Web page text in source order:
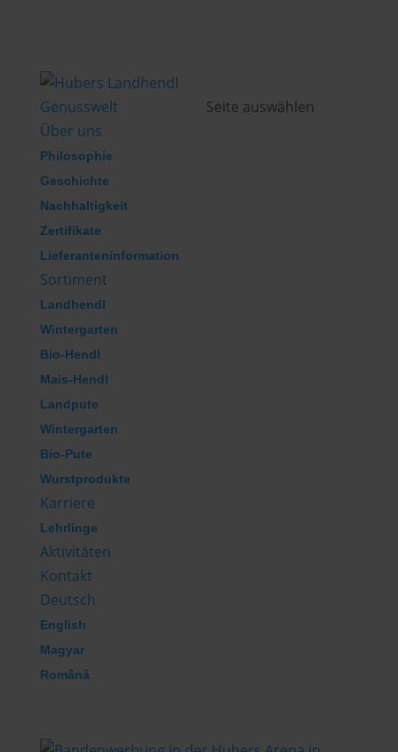
Genusswelt
Über uns
Philosophie
Geschichte
Nachhaltigkeit
Zertifikate
Lieferanteninformation
Sortiment
Landhendl
Wintergarten
Bio-Hendl
Mais-Hendl
Landpute
Wintergarten
Bio-Pute
Wurstprodukte
Karriere
Lehrlinge
Aktivitäten
Kontakt
Deutsch
English
Magyar
Română
Seite auswählen